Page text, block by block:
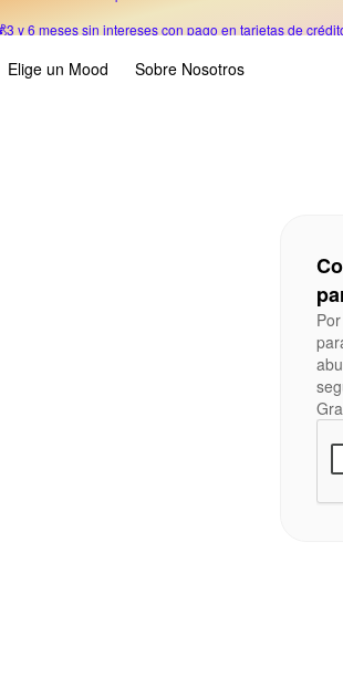
💰3 y 6 meses sin intereses con pago en tarjetas de crédito
Elige un Mood Sobre Nosotros